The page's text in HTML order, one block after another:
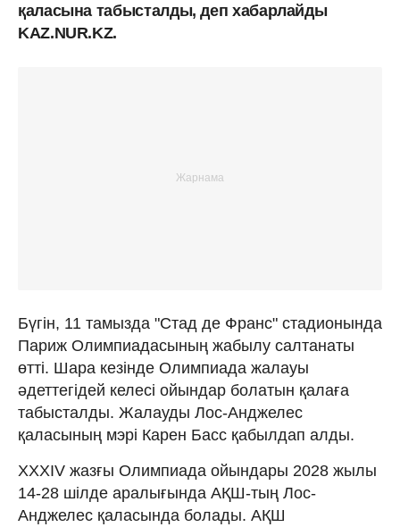
қаласына табысталды, деп хабарлайды
KAZ.NUR.KZ.
Бүгін, 11 тамызда "Стад де Франс" стадионында
Париж Олимпиадасының жабылу салтанаты
өтті. Шара кезінде Олимпиада жалауы
әдеттегідей келесі ойындар болатын қалаға
табысталды. Жалауды Лос-Анджелес
қаласының мэрі Карен Басс қабылдап алды.
XXXIV жазғы Олимпиада ойындары 2028 жылы
14-28 шілде аралығында АҚШ-тың Лос-
Анджелес қаласында болады. АҚШ